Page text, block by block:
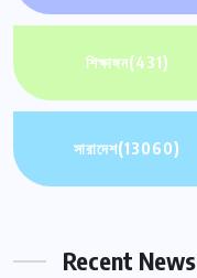
শিক্ষাঙ্গন(431)
সারাদেশ(13060)
Recent News